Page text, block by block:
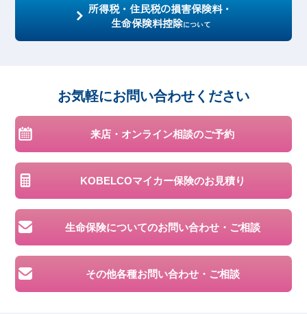
所得税・住民税の損害保険料・
生命保険料控除について
お気軽にお問い合わせください
来店・オンライン相談のご予約
KOBELCOマイカー保険のお見積り
生命保険についてのお問い合わせ・ご相談
その他各種お問い合わせ・ご相談